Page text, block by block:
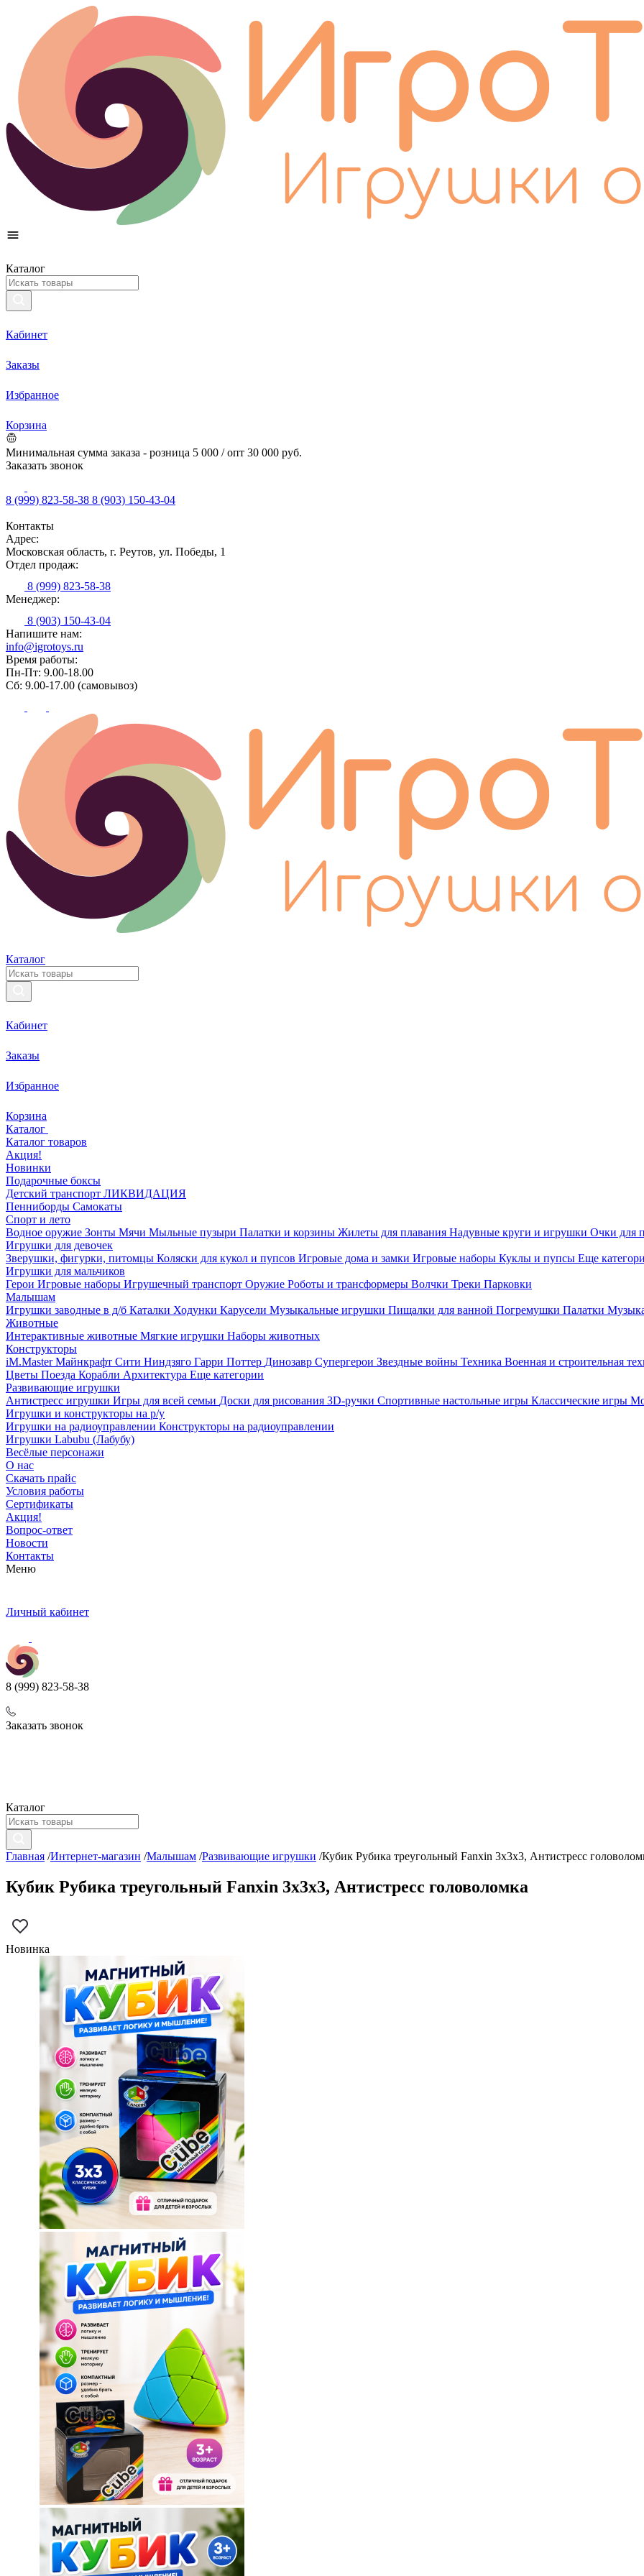
Каталог
Кабинет
Заказы
Избранное
Корзина
Минимальная сумма заказа - розница 5 000 / опт 30 000 руб.
Заказать звонок
8 (999) 823-58-38 8 (903) 150-43-04
Контакты
Адрес:
Московская область, г. Реутов, ул. Победы, 1
Отдел продаж:
8 (999) 823-58-38
Менеджер:
8 (903) 150-43-04
Напишите нам:
info@igrotoys.ru
Время работы:
Пн-Пт: 9.00-18.00
Сб: 9.00-17.00 (самовывоз)
Каталог
Кабинет
Заказы
Избранное
Корзина
Каталог
Каталог товаров
Акция!
Новинки
Подарочные боксы
Детский транспорт ЛИКВИДАЦИЯ
Пенниборды Самокаты
Спорт и лето
Водное оружие Зонты Мячи Мыльные пузыри Палатки и корзины Жилеты для плавания Надувные круги и игрушки Очки для
Игрушки для девочек
Зверушки, фигурки, питомцы Коляски для кукол и пупсов Игровые дома и замки Игровые наборы Куклы и пупсы Еще
Игрушки для мальчиков
Герои Игровые наборы Игрушечный транспорт Оружие Роботы и трансформеры Волчки Треки Парковки
Малышам
Игрушки заводные в д/б Каталки Ходунки Карусели Музыкальные игрушки Пищалки для ванной Погремушки Палатки
Животные
Интерактивные животные Мягкие игрушки Наборы животных
Конструкторы
iM.Master Майнкрафт Сити Ниндзяго Гарри Поттер Динозавр Супергерои Звездные войны Техника Военная и строительная
Цветы Поезда Корабли Архитектура Еще категории
Развивающие игрушки
Антистресс игрушки Игры для всей семьи Доски для рисования 3D-ручки Спортивные настольные игры Классические игры
Игрушки и конструкторы на р/у
Игрушки на радиоуправлении Конструкторы на радиоуправлении
Игрушки Labubu (Лабубу)
Весёлые персонажи
О нас
Скачать прайс
Условия работы
Сертификаты
Акция!
Вопрос-ответ
Новости
Контакты
Меню
Личный кабинет
8 (999) 823-58-38
Заказать звонок
Каталог
Главная /Интернет-магазин /Малышам /Развивающие игрушки /Кубик Рубика треугольный Fanxin 3x3x3, Антистресс
Кубик Рубика треугольный Fanxin 3x3x3, Антистресс головоломка
Новинка